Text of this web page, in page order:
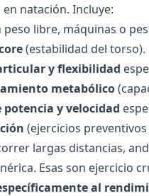
natación. Incluye:
peso libre, máquinas o
(estabilidad del torso).
y flexibilidad
metabólico
potencia y velocidad
(ejercicios
largas distancias,
Esas son ejercicio
al